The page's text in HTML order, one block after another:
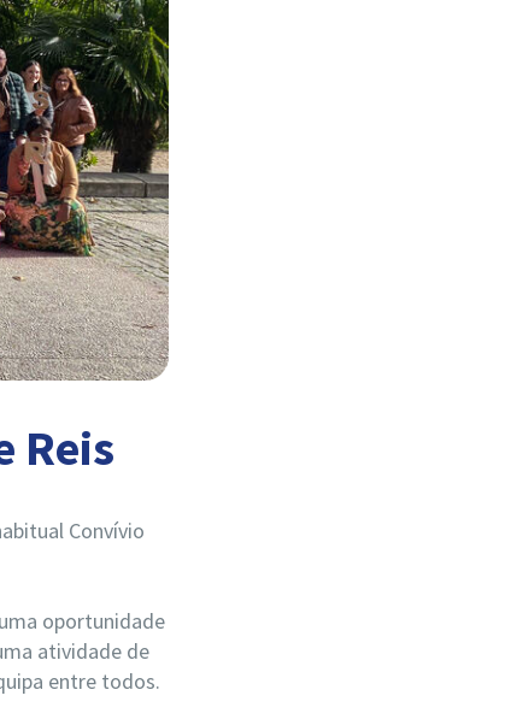
Reis
Convívio
oportunidade
atividade de
entre todos.